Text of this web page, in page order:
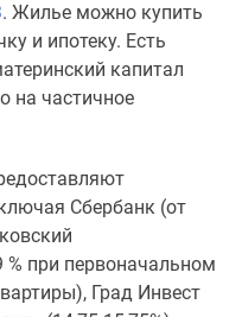
. Жилье можно купить
и ипотеку. Есть
капитал
на частичное
Сбербанк (от
% при первоначальном
Град Инвест